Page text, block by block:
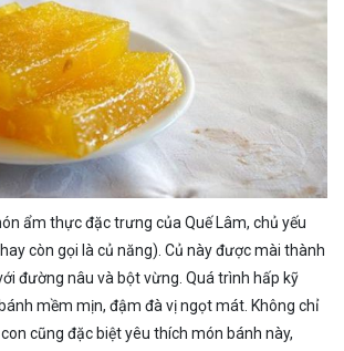
ẩm thực đặc trưng của Quế Lâm, chủ yếu
còn gọi là củ năng). Củ này được mài thành
đường nâu và bột vừng. Quá trình hấp kỹ
mềm mịn, đậm đà vị ngọt mát. Không chỉ
cũng đặc biệt yêu thích món bánh này,